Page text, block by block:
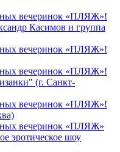
вечеринок «ПЛЯЖ»!
Касимов и группа
вечеринок «ПЛЯЖ»!
вечеринок «ПЛЯЖ»!
(г. Санкт-
вечеринок «ПЛЯЖ»!
вечеринок «ПЛЯЖ»
эротическое шоу